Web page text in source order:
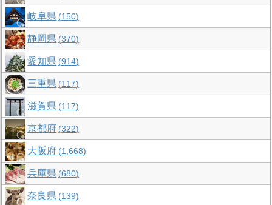
岐阜県 150
静岡県 370
愛知県 914
三重県 117
滋賀県 117
京都府 322
大阪府 1,668
兵庫県 680
奈良県 139